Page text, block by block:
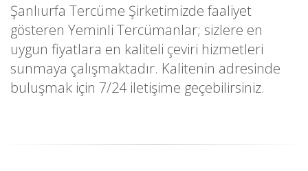
Şanlıurfa Tercüme Şirketimizde faaliyet
gösteren Yeminli Tercümanlar; sizlere en
uygun fiyatlara en kaliteli çeviri hizmetleri
sunmaya çalışmaktadır. Kalitenin adresinde
buluşmak için 7/24 iletişime geçebilirsiniz.